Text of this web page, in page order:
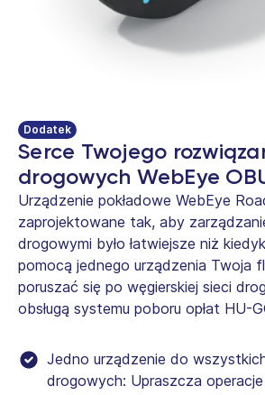
Dodatek
Serce Twojego
drogowych WebEye
Urządzenie pokładowe WebEye
zaprojektowane tak, aby
drogowymi było łatwiejsze niż
pomocą jednego urządzenia Twoja
poruszać się po węgierskiej sieci
obsługą systemu poboru opłat HU-
Jedno urządzenie do
drogowych: Upraszcza operacje